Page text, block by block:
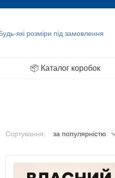
📦 Каталог коробок
Сортування: за популярністю